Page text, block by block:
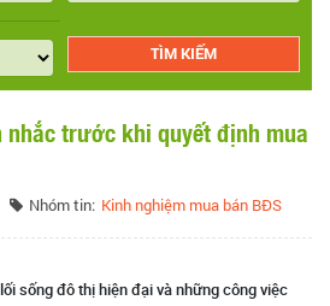
nhắc trước khi quyết định mua
Nhóm tin: Kinh nghiệm mua bán BĐS
sống đô thị hiện đại và những công việc